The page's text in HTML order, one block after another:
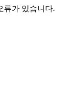
류가 있습니다.